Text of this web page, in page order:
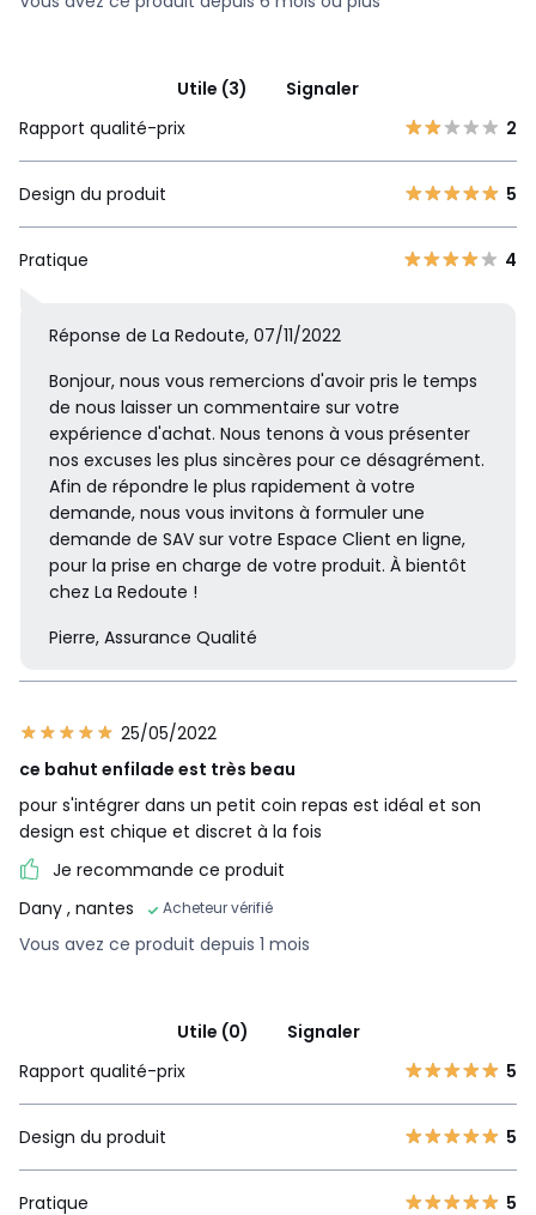
Utile (3)
Signaler
Rapport qualité-prix
2
Design du produit 5
Pratique 4
Réponse de La Redoute, 07/11/2022
Bonjour, nous vous remercions d'avoir pris le temps
de nous laisser un commentaire sur votre
expérience d'achat. Nous tenons à vous présenter
nos excuses les plus sincères pour ce désagrément.
Afin de répondre le plus rapidement à votre
demande, nous vous invitons à formuler une
demande de SAV sur votre Espace Client en ligne,
pour la prise en charge de votre produit. À bientôt
chez La Redoute !
Pierre, Assurance Qualité
25/05/2022
ce bahut enfilade est très beau
pour s'intégrer dans un petit coin repas est idéal et son
design est chique et discret à la fois
Je recommande ce produit
Dany , nantes Acheteur vérifié
Vous avez ce produit depuis 1 mois
Utile (0)
Signaler
Rapport qualité-prix
5
Design du produit 5
Pratique 5